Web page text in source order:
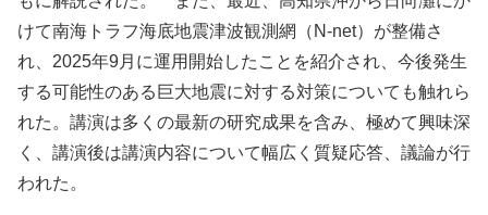
けて南海トラフ海底地震津波観測網（N-net）が整備さ
れ、2025年9月に運用開始したことを紹介され、今後発生
する可能性のある巨大地震に対する対策についても触れら
れた。講演は多くの最新の研究成果を含み、極めて興味深
く、講演後は講演内容について幅広く質疑応答、議論が行
われた。